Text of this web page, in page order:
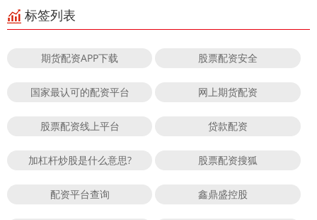
标签列表
期货配资APP下载 股票配资安全
国家最认可的配资平台 网上期货配资
股票配资线上平台 贷款配资
加杠杆炒股是什么意思? 股票配资搜狐
配资平台查询 鑫鼎盛控股